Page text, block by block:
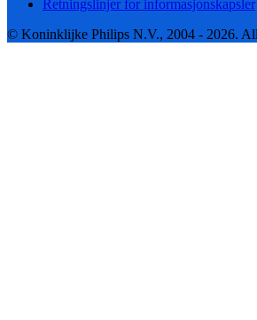
Retningslinjer for informasjonskapsler
© Koninklijke Philips N.V., 2004 - 2026.